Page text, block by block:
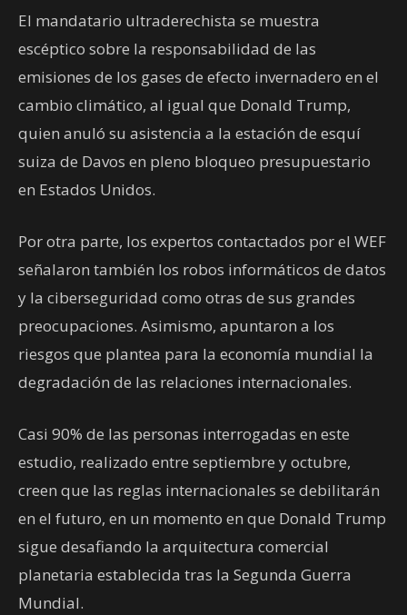
El mandatario ultraderechista se muestra
escéptico sobre la responsabilidad de las
emisiones de los gases de efecto invernadero en el
cambio climático, al igual que Donald Trump,
quien anuló su asistencia a la estación de esquí
suiza de Davos en pleno bloqueo presupuestario
en Estados Unidos.
Por otra parte, los expertos contactados por el WEF
señalaron también los robos informáticos de datos
y la ciberseguridad como otras de sus grandes
preocupaciones. Asimismo, apuntaron a los
riesgos que plantea para la economía mundial la
degradación de las relaciones internacionales.
Casi 90% de las personas interrogadas en este
estudio, realizado entre septiembre y octubre,
creen que las reglas internacionales se debilitarán
en el futuro, en un momento en que Donald Trump
sigue desafiando la arquitectura comercial
planetaria establecida tras la Segunda Guerra
Mundial.